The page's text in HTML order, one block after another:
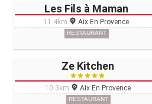
Les Fils à Maman
11.4km Aix En Provence
RESTAURANT
Ze Kitchen
10.3km Aix En Provence
RESTAURANT